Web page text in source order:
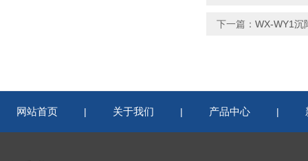
下一篇： WX-WY1沉
网站首页 | 关于我们 | 产品中心 |